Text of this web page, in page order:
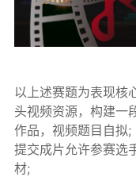
以上述赛题为表现核
头视频资源，构建一
作品，视频题目自拟;
提交成片允许参赛选
材;